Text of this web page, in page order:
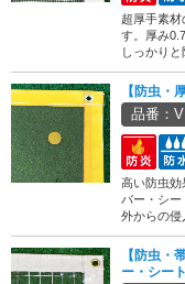
超厚手素材
す。厚み
しっかりと
【防虫・
品番：
高い防虫効
バー・シ
外からの侵
【防虫・
ー・シート